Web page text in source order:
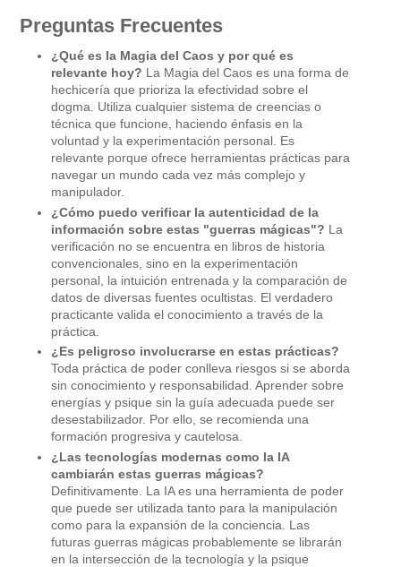
Preguntas Frecuentes
¿Qué es la Magia del Caos y por qué es
relevante hoy? La Magia del Caos es una forma de
hechicería que prioriza la efectividad sobre el
dogma. Utiliza cualquier sistema de creencias o
técnica que funcione, haciendo énfasis en la
voluntad y la experimentación personal. Es
relevante porque ofrece herramientas prácticas para
navegar un mundo cada vez más complejo y
manipulador.
¿Cómo puedo verificar la autenticidad de la
información sobre estas "guerras mágicas"? La
verificación no se encuentra en libros de historia
convencionales, sino en la experimentación
personal, la intuición entrenada y la comparación de
datos de diversas fuentes ocultistas. El verdadero
practicante valida el conocimiento a través de la
práctica.
¿Es peligroso involucrarse en estas prácticas?
Toda práctica de poder conlleva riesgos si se aborda
sin conocimiento y responsabilidad. Aprender sobre
energías y psique sin la guía adecuada puede ser
desestabilizador. Por ello, se recomienda una
formación progresiva y cautelosa.
¿Las tecnologías modernas como la IA
cambiarán estas guerras mágicas?
Definitivamente. La IA es una herramienta de poder
que puede ser utilizada tanto para la manipulación
como para la expansión de la conciencia. Las
futuras guerras mágicas probablemente se librarán
en la intersección de la tecnología y la psique